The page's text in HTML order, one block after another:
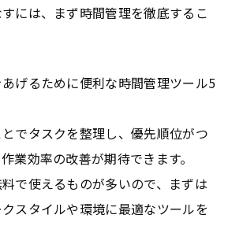
には、まず時間管理を徹底するこ
げるために便利な時間管理ツール5
でタスクを整理し、優先順位がつ
業効率の改善が期待できます。
で使えるものが多いので、まずは
スタイルや環境に最適なツールを